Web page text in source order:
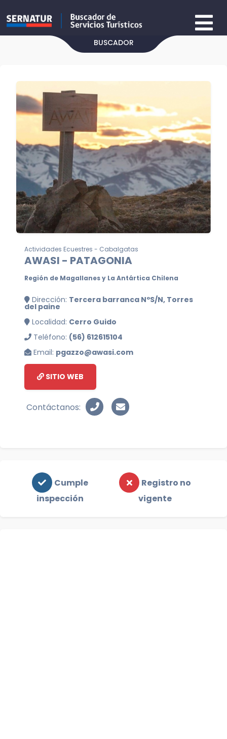
BUSCADOR
Actividades Ecuestres - Cabalgatas
AWASI - PATAGONIA
Región de Magallanes y La Antártica Chilena
Dirección: Tercera barranca NºS/N, Torres
del paine
Localidad: Cerro Guido
Teléfono: (56) 612615104
Email: pgazzo@awasi.com
SITIO WEB
Contáctanos:
Cumple
inspección
Registro no
vigente